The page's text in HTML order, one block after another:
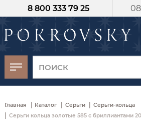
8 800 333 79 25
Главная | Каталог | Серьги | Серьги-кольца
| Серьги кольца золотые 585 с бриллиантами
-30%
от 15 дней с
момента оплаты